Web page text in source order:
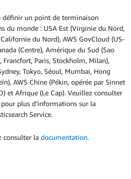
définir un point de terminaison
du monde : USA Est (Virginie du Nord,
du Nord), AWS GovCloud (US-
(Centre), Amérique du Sud (Sao
Francfort, Paris, Stockholm, Milan),
Tokyo, Séoul, Mumbai, Hong
AWS Chine (Pékin, opérée par Sinnet
et Afrique (Le Cap). Veuillez consulter
pour plus d'informations sur la
Service.
consulter la documentation.